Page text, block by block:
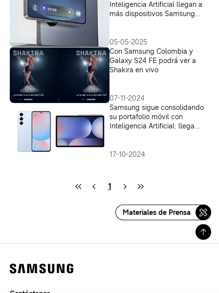
Inteligencia Artificial llegan a
más dispositivos Samsung
05-05-2025
Con Samsung Colombia y
Galaxy S24 FE podrá ver a
Shakira en vivo
07-11-2024
Samsung sigue consolidando
su portafolio móvil con
Inteligencia Artificial: llega
17-10-2024
1
Materiales de Prensa